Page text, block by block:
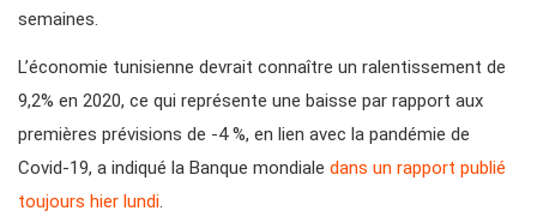
semaines.
L’économie tunisienne devrait connaître un ralentissement de
9,2% en 2020, ce qui représente une baisse par rapport aux
premières prévisions de -4 %, en lien avec la pandémie de
Covid-19, a indiqué la Banque mondiale dans un rapport publié
toujours hier lundi.